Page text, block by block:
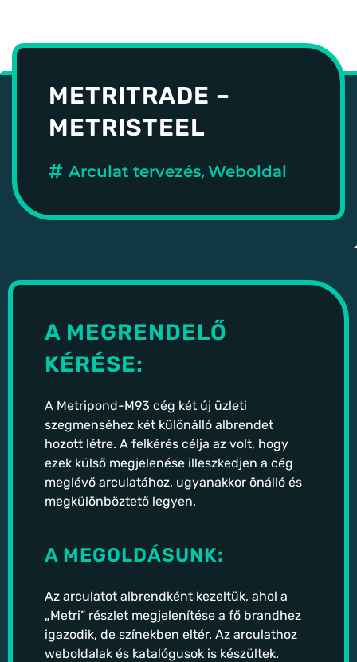
METRITRADE –
METRISTEEL
Arculat tervezés,Weboldal
A MEGRENDELŐ
KÉRÉSE:
A Metripond-M93 cég két új üzleti
szegmenséhez két különálló albrendet
hozott létre. A felkérés célja az volt, hogy
ezek külső megjelenése illeszkedjen a cég
meglévő arculatához, ugyanakkor önálló és
megkülönböztető legyen.
A MEGOLDÁSUNK:
Az arculatot albrendként kezeltük, ahol a
„Metri” részlet megjelenítése a fő brandhez
igazodik, de színekben eltér. Az arculathoz
weboldalak és katalógusok is készültek.